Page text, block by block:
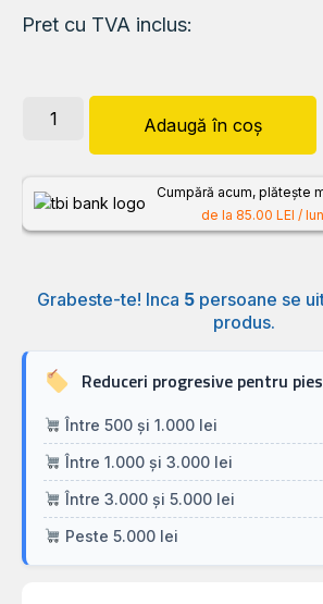
Pret cu TVA inclus:
Adaugă în coș
Cumpără acum, plătește
de la 85.00 LEI /
Grabeste-te! Inca 5 persoane se
produs.
Reduceri progresive pentru
Între 500 și 1.000 lei
Între 1.000 și 3.000 lei
Între 3.000 și 5.000 lei
Peste 5.000 lei